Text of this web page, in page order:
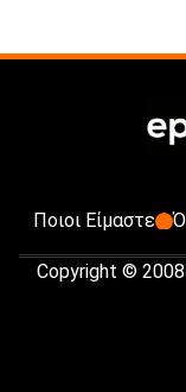
Ποιοι Είμαστε
Copyright ©